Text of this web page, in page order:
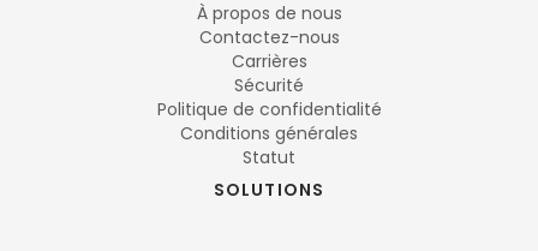
À propos de nous
Contactez-nous
Carrières
Sécurité
Politique de confidentialité
Conditions générales
Statut
SOLUTIONS